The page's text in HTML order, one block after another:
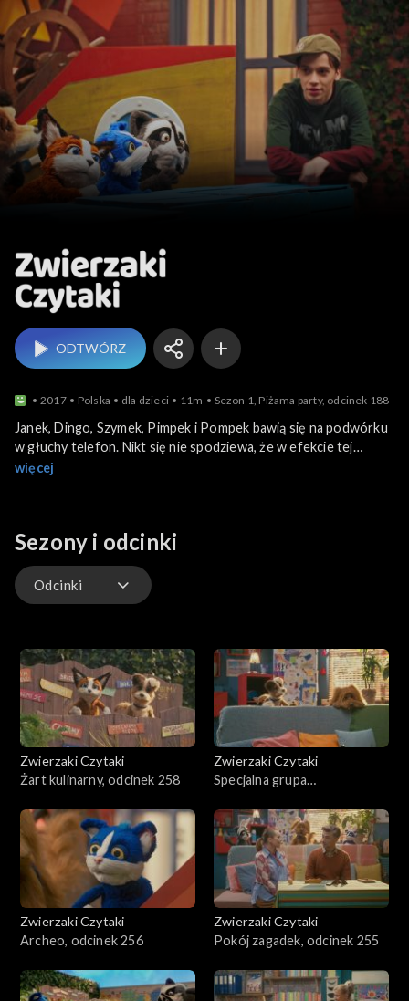
ODTWÓRZ
2017 Polska dla dzieci 11m Sezon 1, Piżama party, odcinek 188
Janek, Dingo, Szymek, Pimpek i Pompek bawią się na podwórku
w głuchy telefon. Nikt się nie spodziewa, że w efekcie tej
zabawy powstaje w bibliotece coś wesołego, niezwykłego i
więcej
Sezony i odcinki
Odcinki
Zwierzaki Czytaki
Żart kulinarny, odcinek 258
Zwierzaki Czytaki
Specjalna grupa
Zwierzaki Czytaki
Archeo, odcinek 256
Zwierzaki Czytaki
Pokój zagadek, odcinek 255